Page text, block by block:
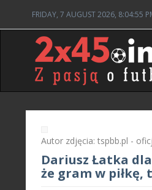
FRIDAY, 7 AUGUST 2026, 8:04:56
Autor zdjęcia: tspbb.pl -
Dariusz Łatka
że gram w